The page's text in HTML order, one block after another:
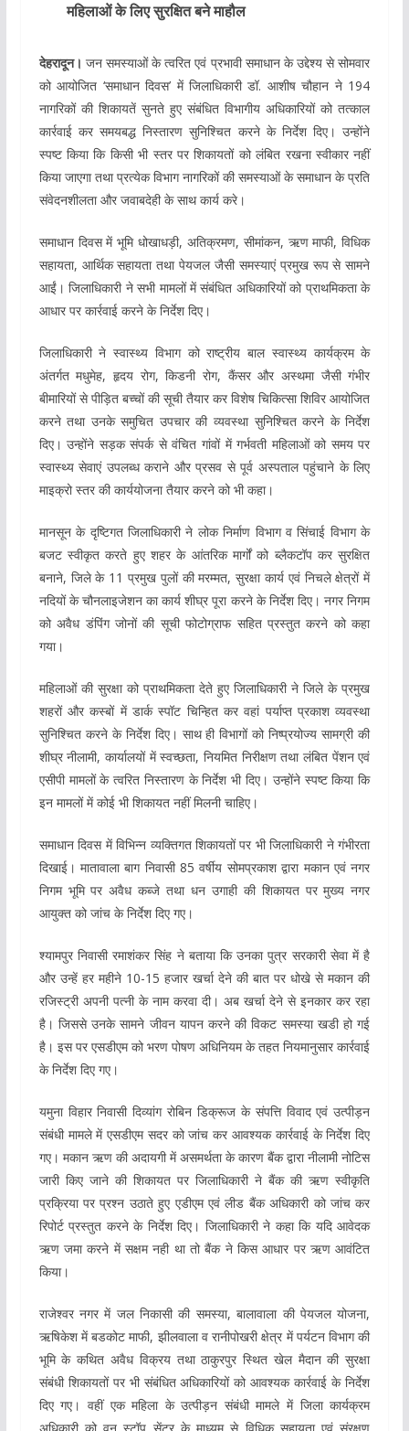
महिलाओं के लिए सुरक्षित बने माहौल
देहरादून। जन समस्याओं के त्वरित एवं प्रभावी समाधान के उद्देश्य से सोमवार
को आयोजित ‘समाधान दिवस’ में जिलाधिकारी डॉ. आशीष चौहान ने 194
नागरिकों की शिकायतें सुनते हुए संबंधित विभागीय अधिकारियों को तत्काल
कार्रवाई कर समयबद्ध निस्तारण सुनिश्चित करने के निर्देश दिए। उन्होंने
स्पष्ट किया कि किसी भी स्तर पर शिकायतों को लंबित रखना स्वीकार नहीं
किया जाएगा तथा प्रत्येक विभाग नागरिकों की समस्याओं के समाधान के प्रति
संवेदनशीलता और जवाबदेही के साथ कार्य करे।
समाधान दिवस में भूमि धोखाधड़ी, अतिक्रमण, सीमांकन, ऋण माफी, विधिक
सहायता, आर्थिक सहायता तथा पेयजल जैसी समस्याएं प्रमुख रूप से सामने
आईं। जिलाधिकारी ने सभी मामलों में संबंधित अधिकारियों को प्राथमिकता के
आधार पर कार्रवाई करने के निर्देश दिए।
जिलाधिकारी ने स्वास्थ्य विभाग को राष्ट्रीय बाल स्वास्थ्य कार्यक्रम के
अंतर्गत मधुमेह, हृदय रोग, किडनी रोग, कैंसर और अस्थमा जैसी गंभीर
बीमारियों से पीड़ित बच्चों की सूची तैयार कर विशेष चिकित्सा शिविर आयोजित
करने तथा उनके समुचित उपचार की व्यवस्था सुनिश्चित करने के निर्देश
दिए। उन्होंने सड़क संपर्क से वंचित गांवों में गर्भवती महिलाओं को समय पर
स्वास्थ्य सेवाएं उपलब्ध कराने और प्रसव से पूर्व अस्पताल पहुंचाने के लिए
माइक्रो स्तर की कार्ययोजना तैयार करने को भी कहा।
मानसून के दृष्टिगत जिलाधिकारी ने लोक निर्माण विभाग व सिंचाई विभाग के
बजट स्वीकृत करते हुए शहर के आंतरिक मार्गों को ब्लैकटॉप कर सुरक्षित
बनाने, जिले के 11 प्रमुख पुलों की मरम्मत, सुरक्षा कार्य एवं निचले क्षेत्रों में
नदियों के चौनलाइजेशन का कार्य शीघ्र पूरा करने के निर्देश दिए। नगर निगम
को अवैध डंपिंग जोनों की सूची फोटोग्राफ सहित प्रस्तुत करने को कहा
गया।
महिलाओं की सुरक्षा को प्राथमिकता देते हुए जिलाधिकारी ने जिले के प्रमुख
शहरों और कस्बों में डार्क स्पॉट चिन्हित कर वहां पर्याप्त प्रकाश व्यवस्था
सुनिश्चित करने के निर्देश दिए। साथ ही विभागों को निष्प्रयोज्य सामग्री की
शीघ्र नीलामी, कार्यालयों में स्वच्छता, नियमित निरीक्षण तथा लंबित पेंशन एवं
एसीपी मामलों के त्वरित निस्तारण के निर्देश भी दिए। उन्होंने स्पष्ट किया कि
इन मामलों में कोई भी शिकायत नहीं मिलनी चाहिए।
समाधान दिवस में विभिन्न व्यक्तिगत शिकायतों पर भी जिलाधिकारी ने गंभीरता
दिखाई। मातावाला बाग निवासी 85 वर्षीय सोमप्रकाश द्वारा मकान एवं नगर
निगम भूमि पर अवैध कब्जे तथा धन उगाही की शिकायत पर मुख्य नगर
आयुक्त को जांच के निर्देश दिए गए।
श्यामपुर निवासी रमाशंकर सिंह ने बताया कि उनका पुत्र सरकारी सेवा में है
और उन्हें हर महीने 10-15 हजार खर्चा देने की बात पर धोखे से मकान की
रजिस्ट्री अपनी पत्नी के नाम करवा दी। अब खर्चा देने से इनकार कर रहा
है। जिससे उनके सामने जीवन यापन करने की विकट समस्या खडी हो गई
है। इस पर एसडीएम को भरण पोषण अधिनियम के तहत नियमानुसार कार्रवाई
के निर्देश दिए गए।
यमुना विहार निवासी दिव्यांग रोबिन डिक्रूज के संपत्ति विवाद एवं उत्पीड़न
संबंधी मामले में एसडीएम सदर को जांच कर आवश्यक कार्रवाई के निर्देश दिए
गए। मकान ऋण की अदायगी में असमर्थता के कारण बैंक द्वारा नीलामी नोटिस
जारी किए जाने की शिकायत पर जिलाधिकारी ने बैंक की ऋण स्वीकृति
प्रक्रिया पर प्रश्न उठाते हुए एडीएम एवं लीड बैंक अधिकारी को जांच कर
रिपोर्ट प्रस्तुत करने के निर्देश दिए। जिलाधिकारी ने कहा कि यदि आवेदक
ऋण जमा करने में सक्षम नही था तो बैंक ने किस आधार पर ऋण आवंटित
किया।
राजेश्वर नगर में जल निकासी की समस्या, बालावाला की पेयजल योजना,
ऋषिकेश में बडकोट माफी, झीलवाला व रानीपोखरी क्षेत्र में पर्यटन विभाग की
भूमि के कथित अवैध विक्रय तथा ठाकुरपुर स्थित खेल मैदान की सुरक्षा
संबंधी शिकायतों पर भी संबंधित अधिकारियों को आवश्यक कार्रवाई के निर्देश
दिए गए। वहीं एक महिला के उत्पीड़न संबंधी मामले में जिला कार्यक्रम